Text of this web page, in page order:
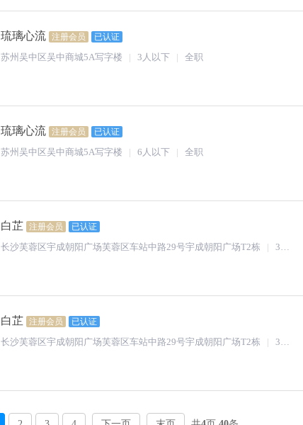
琉璃心流 注册会员 已认证
苏州吴中区吴中商城5A写字楼 3人以下 全职
琉璃心流 注册会员 已认证
苏州吴中区吴中商城5A写字楼 6人以下 全职
白芷 注册会员 已认证
长沙芙蓉区宇成朝阳广场芙蓉区车站中路29号宇成朝阳广场T2栋 3人以下
白芷 注册会员 已认证
长沙芙蓉区宇成朝阳广场芙蓉区车站中路29号宇成朝阳广场T2栋 3人以下